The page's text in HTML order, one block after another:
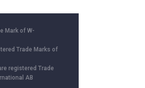
Mark of W-
Trade Marks of
registered Trade
AB